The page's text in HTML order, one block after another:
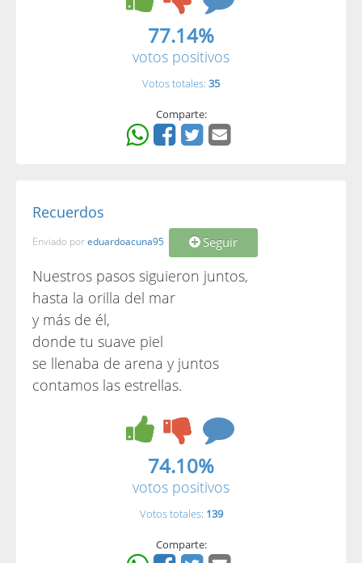
77.14%
votos positivos
Votos totales: 35
Comparte:
Recuerdos
Enviado por eduardoacuna95 Seguir
Nuestros pasos siguieron juntos,
hasta la orilla del mar
y más de él,
donde tu suave piel
se llenaba de arena y juntos
contamos las estrellas.
74.10%
votos positivos
Votos totales: 139
Comparte: